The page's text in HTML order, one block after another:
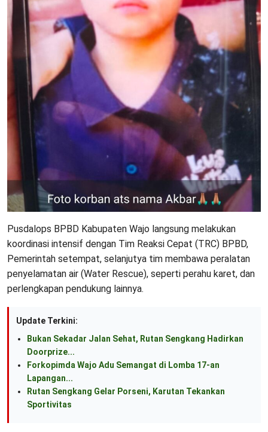
Pusdalops BPBD Kabupaten Wajo langsung melakukan
koordinasi intensif dengan Tim Reaksi Cepat (TRC) BPBD,
Pemerintah setempat, selanjutya tim membawa peralatan
penyelamatan air (Water Rescue), seperti perahu karet, dan
perlengkapan pendukung lainnya.
Update Terkini:
Bukan Sekadar Jalan Sehat, Rutan Sengkang Hadirkan
Doorprize...
Forkopimda Wajo Adu Semangat di Lomba 17-an
Lapangan...
Rutan Sengkang Gelar Porseni, Karutan Tekankan
Sportivitas